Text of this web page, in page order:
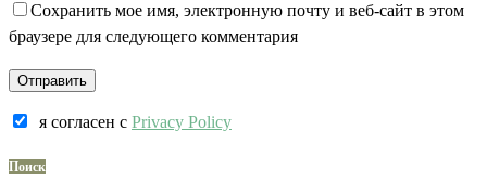
Сохранить мое имя, электронную почту и веб-сайт в этом
браузере для следующего комментария
я согласен c Privacy Policy
Поиск